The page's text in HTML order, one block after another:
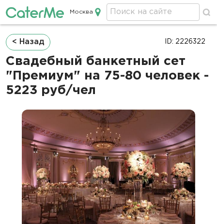
Кейтеринг в Москве
Москва
Строка
навигации
< Назад
Свадебный банкетный сет
"Премиум" на 75-80 человек -
5223 руб/чел
ID: 2226322